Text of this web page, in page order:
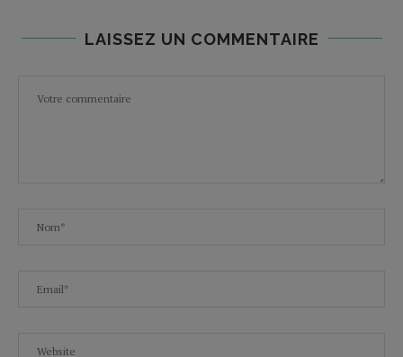
LAISSEZ UN COMMENTAIRE